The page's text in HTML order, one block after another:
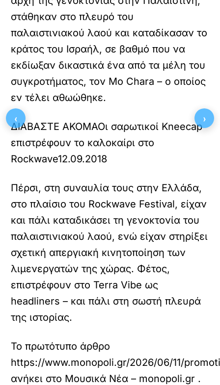
στάθηκαν στο πλευρό του
παλαιστινιακού λαού και καταδίκασαν το
κράτος του Ισραήλ, σε βαθμό που να
εκδίωξαν δικαστικά ένα από τα μέλη του
συγκροτήματος, τον Mo Chara – ο οποίος
εν τέλει αθωώθηκε.
ΔΙΑΒΑΣΤΕ ΑΚΟΜΑΟι σαρωτικοί Kneecap
επιστρέφουν το καλοκαίρι στο
Rockwave12.09.2018
Πέρσι, στη συναυλία τους στην Ελλάδα,
στο πλαίσιο του Rockwave Festival, είχαν
και πάλι καταδικάσει τη γενοκτονία του
παλαιστινιακού λαού, ενώ είχαν στηρίξει
σχετική απεργιακή κινητοποίηση των
λιμενεργατών της χώρας. Φέτος,
επιστρέφουν στο Terra Vibe ως
headliners – και πάλι στη σωστή πλευρά
της ιστορίας.
Το πρωτότυπο άρθρο
https://www.monopoli.gr/2026/06/11/
ανήκει στο Μουσικά Νέα – monopoli.gr .
‹ ›